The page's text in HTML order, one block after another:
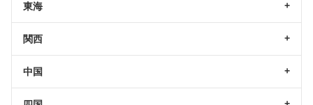
東海
関西
中国